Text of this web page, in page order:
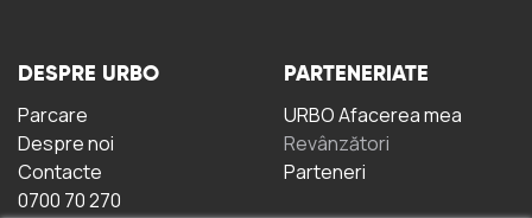
DESPRE URBO
Parcare
Despre noi
Contacte
0700 70 270
PARTENERIATE
URBO Afacerea mea
Revânzători
Parteneri